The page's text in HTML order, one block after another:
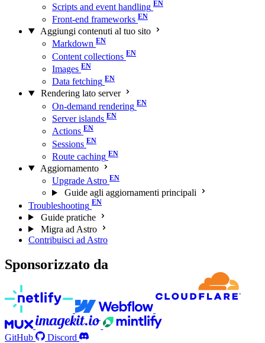
Scripts and event handling
Front-end frameworks
Aggiungi contenuti al tuo sito
Markdown
Content collections
Images
Data fetching
Rendering lato server
On-demand rendering
Server islands
Actions
Sessions
Route caching
Aggiornamento
Upgrade Astro
Guide agli aggiornamenti principali
Troubleshooting
Guide pratiche
Migra ad Astro
Contribuisci ad Astro
Sponsorizzato da
GitHub
Discord